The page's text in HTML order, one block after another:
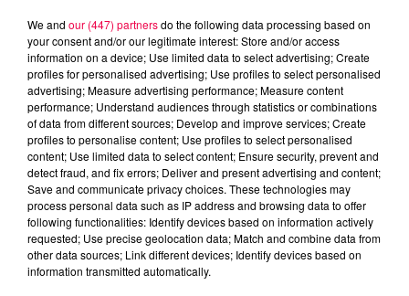
5 août 2026
Des assiettes Linvosges rappelées pour
excès de plomb
Du plomb a été détecté dans deux assiettes en
céramique vendues entre 2020 et 2022 par Linvosges.
We and our (447) partnersdo the following data processing based on
your consent and/or our legitimate interest: Store and/or access
information on a device; Use limited data to select advertising; Create
profiles for personalised advertising; Use profiles to select personalised
advertising; Measure advertising performance; Measure content
performance; Understand audiences through statistics or combinations
of data from different sources; Develop and improve services; Create
profiles to personalise content; Use profiles to select personalised
content; Use limited data to select content; Ensure security, prevent and
detect fraud, and fix errors; Deliver and present advertising and content;
Save and communicate privacy choices. These technologies may
process personal data such as IP address and browsing data to offer
following functionalities: Identify devices based on information actively
requested; Use precise geolocation data; Match and combine data from
other data sources; Link different devices; Identify devices based on
information transmitted automatically.